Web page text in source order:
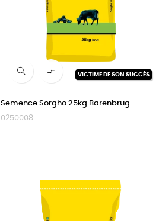
VICTIME DE SON SUCCÈS

Semence Sorgho 25kg Barenbrug
0250008